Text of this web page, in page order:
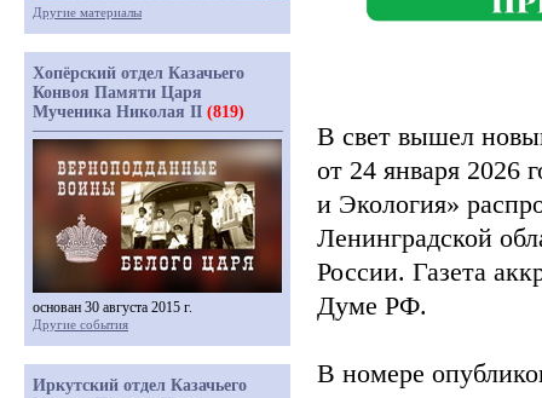
В свет вышел
от 24 января 2026
и Экология»
Ленинградской
России. Газета
Думе РФ.
В номере
Другие материалы
Хопёрский отдел Казачьего
Конвоя Памяти Царя
Мученика Николая II (819)
основан 30 августа 2015 г.
Другие события
Иркутский отдел Казачьего